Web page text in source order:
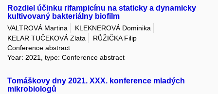
Rozdiel účinku rifampicínu na staticky a dynamicky
kultivovaný bakteriálny biofilm
VALTROVÁ Martina
KLEKNEROVÁ Dominika
KELAR TUČEKOVÁ Zlata
RŮŽIČKA Filip
Conference abstract
Year: 2021, type: Conference abstract
Tomáškovy dny 2021. XXX. konference mladých
mikrobiologů